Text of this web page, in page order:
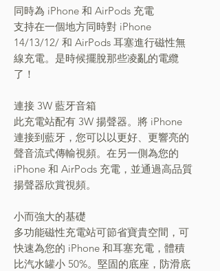
同時為 iPhone 和 AirPods 充電
支持在一個地方同時對 iPhone
14/13/12/ 和 AirPods 耳塞進行磁性無
線充電。是時候擺脫那些凌亂的電纜
了！
連接 3W 藍牙音箱
此充電站配有 3W 揚聲器。將 iPhone
連接到藍牙，您可以以更好、更響亮的
聲音流式傳輸視頻。在另一側為您的
iPhone 和 AirPods 充電，並通過高品質
揚聲器欣賞視頻。
小而強大的基礎
多功能磁性充電站可節省寶貴空間，可
快速為您的 iPhone 和耳塞充電，體積
比汽水罐小 50%。堅固的底座，防滑底